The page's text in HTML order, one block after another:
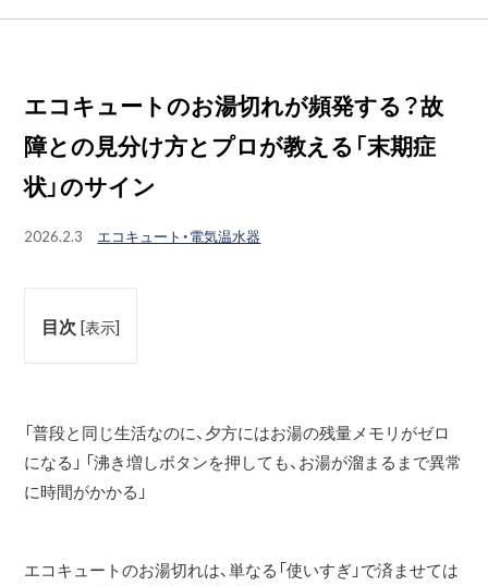
エコキュートのお湯切れが頻発する？故
障との見分け方とプロが教える「末期症
状」のサイン
2026.2.3 エコキュート・電気温水器
目次 [表示]
「普段と同じ生活なのに、夕方にはお湯の残量メモリがゼロ
になる」 「沸き増しボタンを押しても、お湯が溜まるまで異常
に時間がかかる」
エコキュートのお湯切れは、単なる「使いすぎ」で済ませては